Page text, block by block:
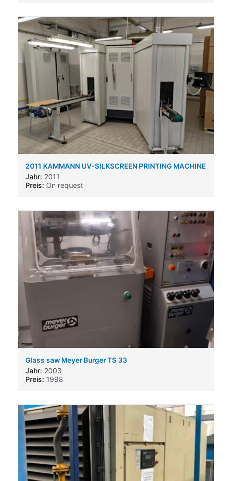
2011 KAMMANN UV-SILKSCREEN PRINTING MACHINE
KAMMANN UV-SILKSCREEN PRINTING MACHINE
Jahr: 2011
Preis: On request
Glass saw Meyer Burger TS 33
Jahr: 2003
Preis: 1998